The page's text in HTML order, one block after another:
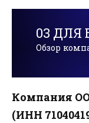
03 ДЛЯ
Обзор
Компания
(ИНН